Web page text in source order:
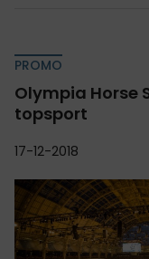
PROMO
Olympia Horse
topsport
17-12-2018